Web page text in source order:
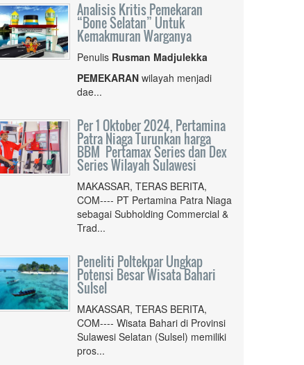
Analisis Kritis Pemekaran
“Bone Selatan” Untuk
Kemakmuran Warganya
Penulis Rusman Madjulekka
PEMEKARAN wilayah menjadi
dae...
Per 1 Oktober 2024, Pertamina
Patra Niaga Turunkan harga
BBM Pertamax Series dan Dex
Series Wilayah Sulawesi
MAKASSAR, TERAS BERITA,
COM---- PT Pertamina Patra Niaga
sebagai Subholding Commercial &
Trad...
Peneliti Poltekpar Ungkap
Potensi Besar Wisata Bahari
Sulsel
MAKASSAR, TERAS BERITA,
COM---- Wisata Bahari di Provinsi
Sulawesi Selatan (Sulsel) memiliki
pros...